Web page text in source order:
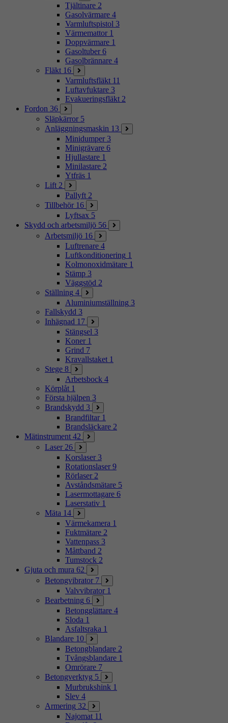
Tjältinare 2
Gasolvärmare 4
Varmluftspistol 3
Värmemattor 1
Doppvärmare 1
Gasoltuber 6
Gasolbrännare 4
Fläkt 16
Varmluftsfläkt 11
Luftavfuktare 3
Evakueringsfläkt 2
Fordon 36
Släpkärror 5
Anläggningsmaskin 13
Minidumper 3
Minigrävare 6
Hjullastare 1
Minilastare 2
Ytfräs 1
Lift 2
Pallyft 2
Tillbehör 16
Lyftsax 5
Skydd och arbetsmiljö 56
Arbetsmiljö 16
Luftrenare 4
Luftkonditionering 1
Kolmonoxidmätare 1
Stämp 3
Väggstöd 2
Ställning 4
Aluminiumställning 3
Fallskydd 3
Inhägnad 17
Stängsel 3
Koner 1
Grind 7
Kravallstaket 1
Stege 8
Arbetsbock 4
Körplåt 1
Första hjälpen 3
Brandskydd 3
Brandfiltar 1
Brandsläckare 2
Mätinstrument 42
Laser 26
Korslaser 3
Rotationslaser 9
Rörlaser 2
Avståndsmätare 5
Lasermottagare 6
Laserstativ 1
Mäta 14
Värmekamera 1
Fuktmätare 2
Vattenpass 3
Måttband 2
Tumstock 2
Gjuta och mura 62
Betongvibrator 7
Valvvibrator 1
Bearbetning 6
Betongglättare 4
Sloda 1
Asfaltsraka 1
Blandare 10
Betongblandare 2
Tvångsblandare 1
Omrörare 7
Betongverktyg 5
Murbrukshink 1
Slev 4
Armering 32
Najomat 11